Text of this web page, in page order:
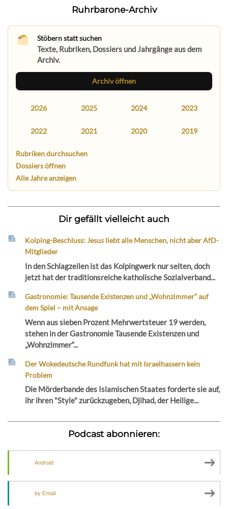
Ruhrbarone-Archiv
Stöbern statt suchen
Texte, Rubriken, Dossiers und Jahrgänge aus dem
Archiv.
Archiv öffnen
2026 2025 2024 2023
2022 2021 2020 2019
Rubriken durchsuchen
Dossiers öffnen
Alle Jahre anzeigen
Dir gefällt vielleicht auch
Kolping-Beschluss: Jesus liebt alle Menschen, nicht aber AfD-
Mitglieder
In den Schlagzeilen ist das Kolpingwerk nur selten, doch
jetzt hat der traditionsreiche katholische Sozialverband...
Gastronomie: Tausende Existenzen und „Wohnzimmer“ auf
dem Spiel – mit Ansage
Wenn aus sieben Prozent Mehrwertsteuer 19 werden,
stehen in der Gastronomie Tausende Existenzen und
„Wohnzimmer“...
Der Wokedeutsche Rundfunk hat mit Israelhassern kein
Problem
Die Mörderbande des Islamischen Staates forderte sie auf,
ihr ihren "Style" zurückzugeben, Djihad, der Heilige...
Podcast abonnieren:
Android
by Email